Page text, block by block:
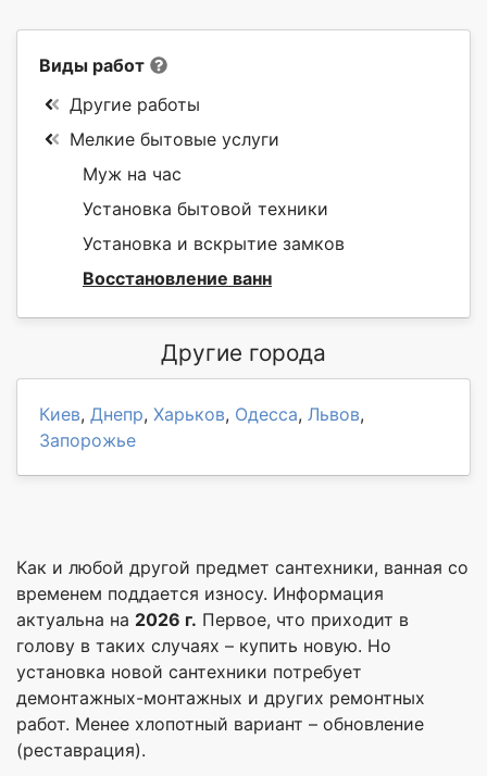
Виды работ
Другие работы
Мелкие бытовые услуги
Муж на час
Установка бытовой техники
Установка и вскрытие замков
Восстановление ванн
Другие города
Киев, Днепр, Харьков, Одесса, Львов,
Запорожье
Как и любой другой предмет сантехники, ванная со
временем поддается износу. Информация
актуальна на 2026 г. Первое, что приходит в
голову в таких случаях – купить новую. Но
установка новой сантехники потребует
демонтажных-монтажных и других ремонтных
работ. Менее хлопотный вариант – обновление
(реставрация).